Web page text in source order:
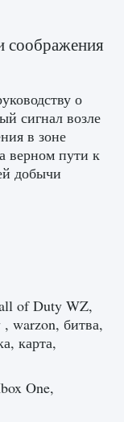
соображения
о
сигнал возле
в зоне
верном пути к
добычи
of Duty WZ,
warzon, битва,
карта,
One,